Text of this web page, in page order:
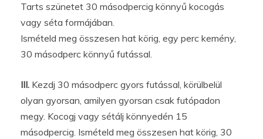
Tarts szünetet 30 másodpercig könnyű kocogás
vagy séta formájában.
Ismételd meg összesen hat körig, egy perc kemény,
30 másodperc könnyű futással.
III. Kezdj 30 másodperc gyors futással, körülbelül
olyan gyorsan, amilyen gyorsan csak futópadon
megy. Kocogj vagy sétálj könnyedén 15
másodpercig. Ismételd meg összesen hat körig, 30